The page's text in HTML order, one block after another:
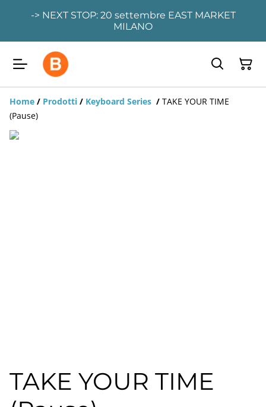
-> NEXT STOP: 20 settembre EAST MARKET
MILANO
Home / Prodotti / Keyboard Series / TAKE YOUR TIME
(Pause)
TAKE YOUR TIME